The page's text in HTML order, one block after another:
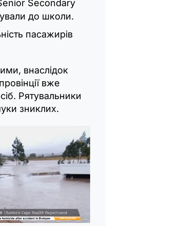
Secondary
до школи.
пасажирів
внаслідок
вже
Рятувальники
зниклих.